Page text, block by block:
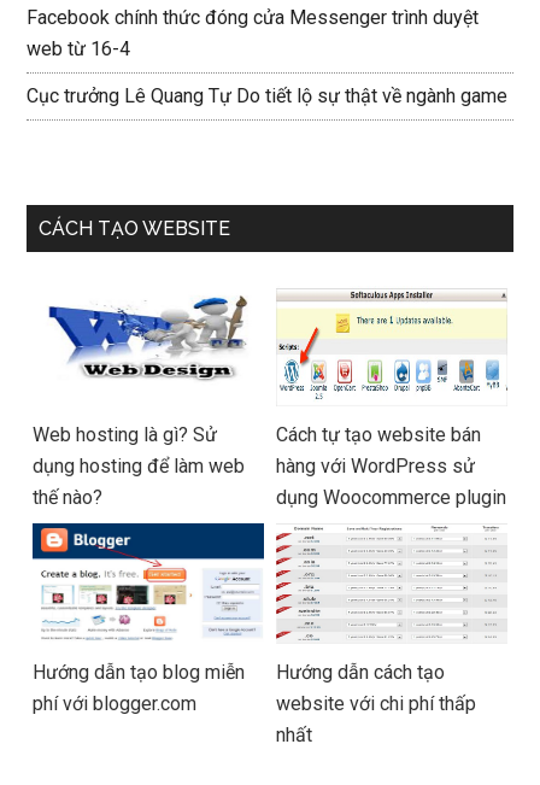
Facebook chính thức đóng cửa Messenger trình duyệt
web từ 16-4
Cục trưởng Lê Quang Tự Do tiết lộ sự thật về ngành game
CÁCH TẠO WEBSITE
Web hosting là gì? Sử
dụng hosting để làm web
thế nào?
Cách tự tạo website bán
hàng với WordPress sử
dụng Woocommerce plugin
Hướng dẫn tạo blog miễn
phí với blogger.com
Hướng dẫn cách tạo
website với chi phí thấp
nhất